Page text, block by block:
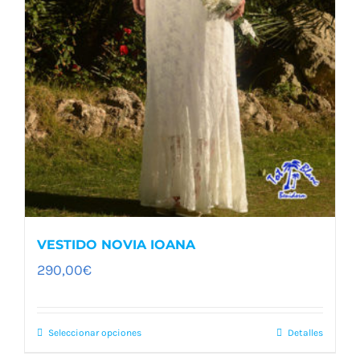
VESTIDO NOVIA IOANA
290,00€
Seleccionar opcionesEste
Detalles